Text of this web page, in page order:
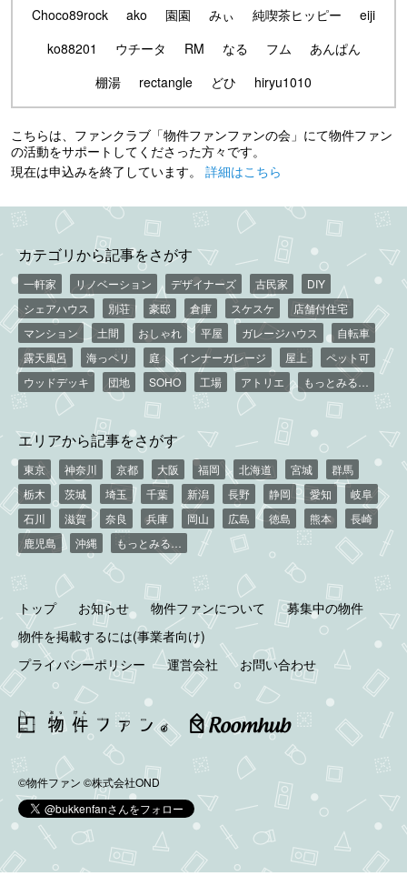
Choco89rock
ako 園園 みぃ 純喫茶ヒッピー
eiji
ko88201
ウチータ RM なる フム
あんぱん
棚湯
rectangle どひ hiryu1010
こちらは、ファンクラブ「物件ファンファンの会」にて物件ファン
の活動をサポートしてくださった方々です。
現在は申込みを終了しています。 詳細はこちら
カテゴリから記事をさがす
一軒家 リノベーション デザイナーズ 古民家
DIY
シェアハウス
別荘 豪邸 倉庫 スケスケ
店舗付住宅
マンション
土間 おしゃれ 平屋 ガレージハウス
自転車
露天風呂
海っペリ 庭 インナーガレージ 屋上
ペット可
ウッドデッキ
団地 SOHO 工場 アトリエ もっとみる…
エリアから記事をさがす
東京 神奈川 京都 大阪 福岡 北海道 宮城
群馬
栃木
茨城 埼玉 千葉 新潟 長野 静岡 愛知
岐阜
石川
滋賀 奈良 兵庫 岡山 広島 徳島 熊本
長崎
鹿児島
沖縄 もっとみる…
トップ お知らせ 物件ファンについて
募集中の物件
物件を掲載するには(事業者向け)
プライバシーポリシー
運営会社 お問い合わせ
©物件ファン ©株式会社OND